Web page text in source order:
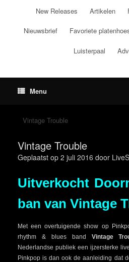
New Releases Artikelen
Nieuwsbrief Favoriete
Luisterpaal
Menu
Vintage Trouble
Vintage Trouble
Geplaatst op 2 juli 2016 door
Uitverkocht
ban van Vintage
Met een overtuigende show op
rhythm & blues band Vintage
Nederlandse publiek een ijzersterke
Pinkpop is dan ook de aanleiding dat